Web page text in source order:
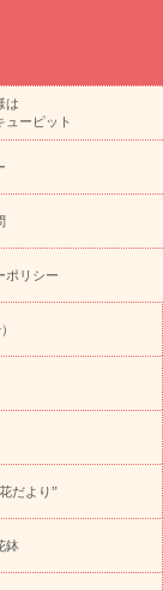
の花
・花鉢
フト・プレゼント
お盆 花（新
供え 花とセットギ
まわり ギフト・プ
花のギフト特集
めランキング
敬
の日 花とセットギ
ト一覧
キャン
キャンペーン
日の花を探す
集
祝い商品一覧
は
ューピット
ポリシー
だより”
鉢